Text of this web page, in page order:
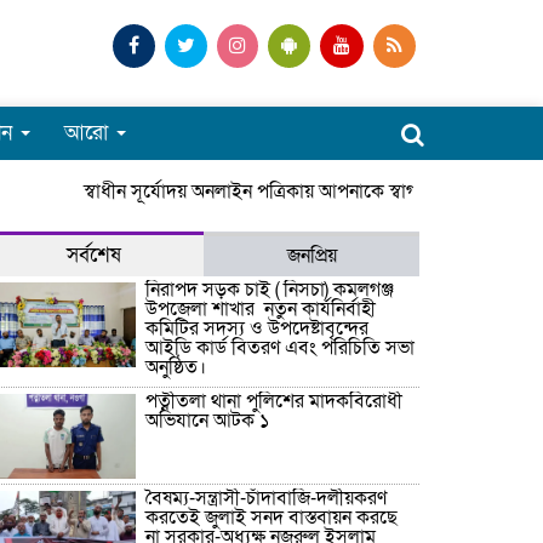
আরো
স্বাধীন সূর্যোদয় অনলাইন পত্রিকায় আপনাকে স্বাগতম। সারাদেশে
সর্বশেষ
জনপ্রিয়
নিরাপদ সড়ক চাই ( নিসচা) কমলগঞ্জ
উপজেলা শাখার নতুন কার্যনির্বাহী
কমিটির সদস্য ও উপদেষ্টাবৃন্দের
আইডি কার্ড বিতরণ এবং পরিচিতি সভা
অনুষ্ঠিত।
পত্নীতলা থানা পুলিশের মাদকবিরোধী
অভিযানে আটক ১
বৈষম্য-সন্ত্রাসী-চাঁদাবাজি-দলীয়করণ
করতেই জুলাই সনদ বাস্তবায়ন করছে
না সরকার-অধ্যক্ষ নজরুল ইসলাম